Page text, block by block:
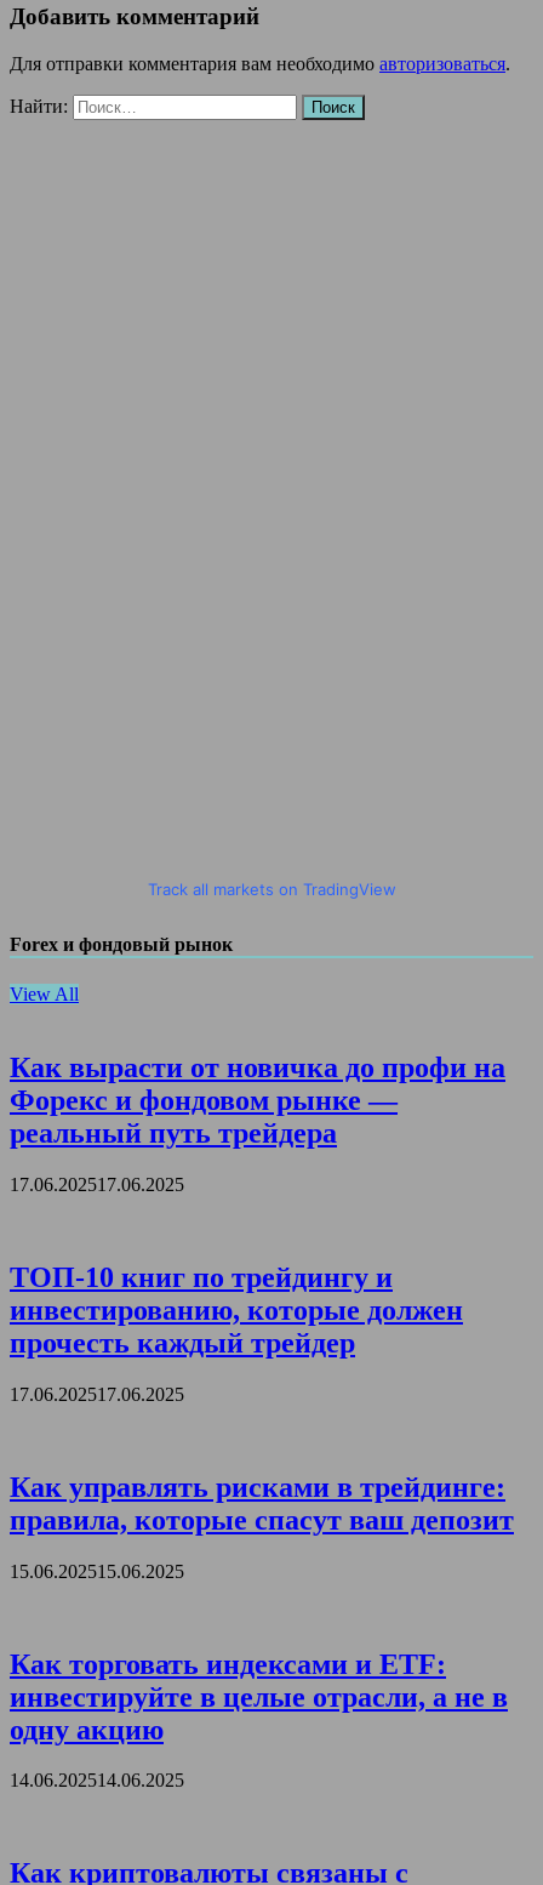
Добавить комментарий
Для отправки комментария вам необходимо авторизоваться.
Найти:
Track all markets on TradingView
Forex и фондовый рынок
View All
Как вырасти от новичка до профи на
Форекс и фондовом рынке —
реальный путь трейдера
17.06.202517.06.2025
ТОП-10 книг по трейдингу и
инвестированию, которые должен
прочесть каждый трейдер
17.06.202517.06.2025
Как управлять рисками в трейдинге:
правила, которые спасут ваш депозит
15.06.202515.06.2025
Как торговать индексами и ETF:
инвестируйте в целые отрасли, а не в
одну акцию
14.06.202514.06.2025
Как криптовалюты связаны с